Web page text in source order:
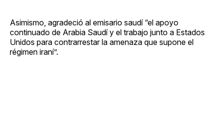
Asimismo, agradeció al emisario saudí “el apoyo
continuado de Arabia Saudí y el trabajo junto a Estados
Unidos para contrarrestar la amenaza que supone el
régimen iraní”.